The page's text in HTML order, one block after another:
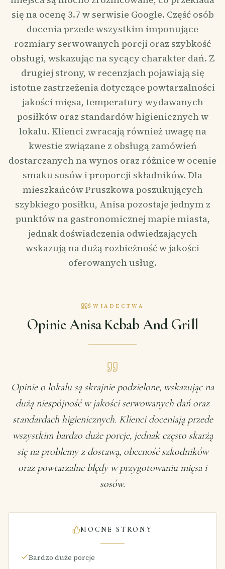
się na ocenę 3.7 w serwisie Google. Część osób
docenia przede wszystkim imponujące
rozmiary serwowanych porcji oraz szybkość
obsługi, wskazując na sycący charakter dań. Z
drugiej strony, w recenzjach pojawiają się
istotne zastrzeżenia dotyczące powtarzalności
jakości mięsa, temperatury wydawanych
posiłków oraz standardów higienicznych w
lokalu. Klienci zwracają również uwagę na
kwestie związane z obsługą zamówień
dostarczanych na wynos oraz różnice w ocenie
smaku sosów i proporcji składników. Dla
mieszkańców Pruszkowa poszukujących
szybkiego posiłku, Anisa pozostaje jednym z
punktów na gastronomicznej mapie miasta,
jednak doświadczenia odwiedzających
wskazują na dużą rozbieżność w jakości
oferowanych usług.
ŚWIADECTWA
Opinie Anisa Kebab And Grill
Opinie o lokalu są skrajnie podzielone, wskazując na
dużą niespójność w jakości serwowanych dań oraz
standardach higienicznych. Klienci doceniają przede
wszystkim bardzo duże porcje, jednak często skarżą
się na problemy z dostawą, obecność szkodników
oraz powtarzalne błędy w przygotowaniu mięsa i
sosów.
MOCNE STRONY
Bardzo duże porcje